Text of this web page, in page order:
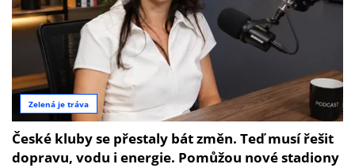
Zelená je tráva
České kluby se přestaly bát změn. Teď musí řešit
dopravu, vodu i energie. Pomůžou nové stadiony